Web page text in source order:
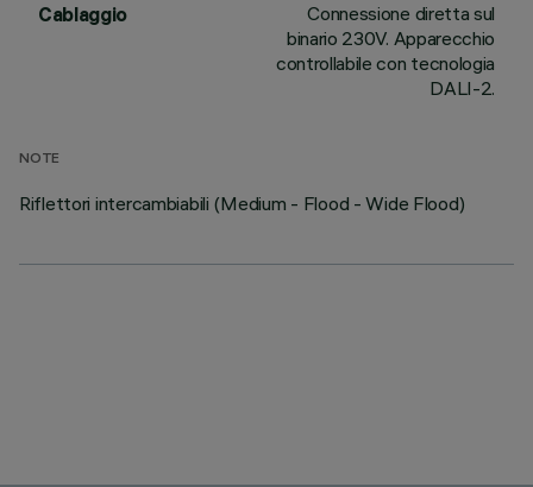
Cablaggio
Connessione diretta sul
binario 230V. Apparecchio
controllabile con tecnologia
DALI-2.
NOTE
Riflettori intercambiabili (Medium - Flood - Wide Flood)